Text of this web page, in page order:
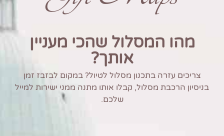
מהו המסלול שהכי מעניין
אותך?
צריכים עזרה בתכנון מסלול לטיול? במקום לבזבז זמן
בניסיון הרכבת מסלול, קבלו אותו מתנה ממני ישירות למייל
שלכם.